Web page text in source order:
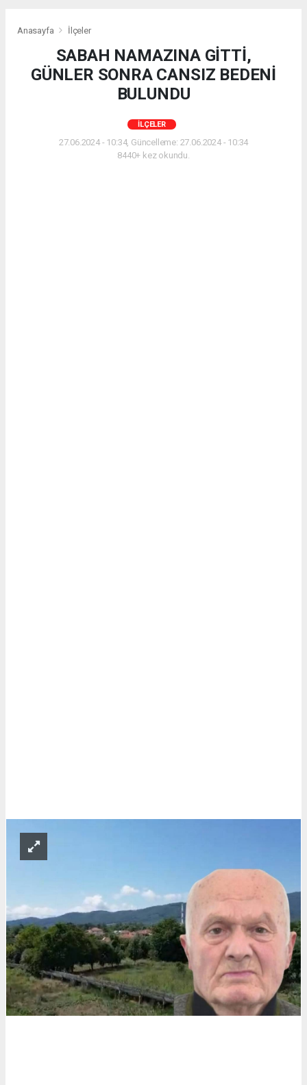
Anasayfa İlçeler
SABAH NAMAZINA GİTTİ,
GÜNLER SONRA CANSIZ BEDENİ
BULUNDU
İLÇELER
27.06.2024 - 10:34, Güncelleme: 27.06.2024 - 10:34
8440+ kez okundu.